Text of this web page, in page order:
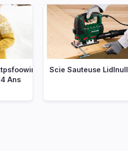
Ans
Scie Sauteuse Lidlnull